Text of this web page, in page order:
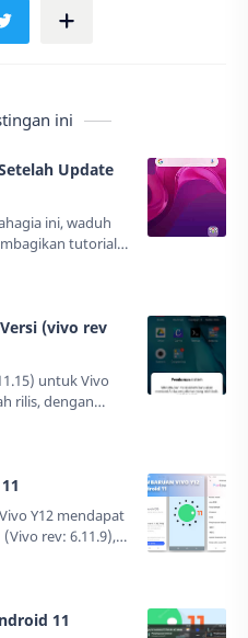
ini
Update
ini, waduh
tutorial
khususnya
11 (V…
(vivo rev
untuk Vivo
rilis, dengan
tersebut baru
0…
Y12 mendapat
rev: 6.11.9),
awal Vivo
9(…
11